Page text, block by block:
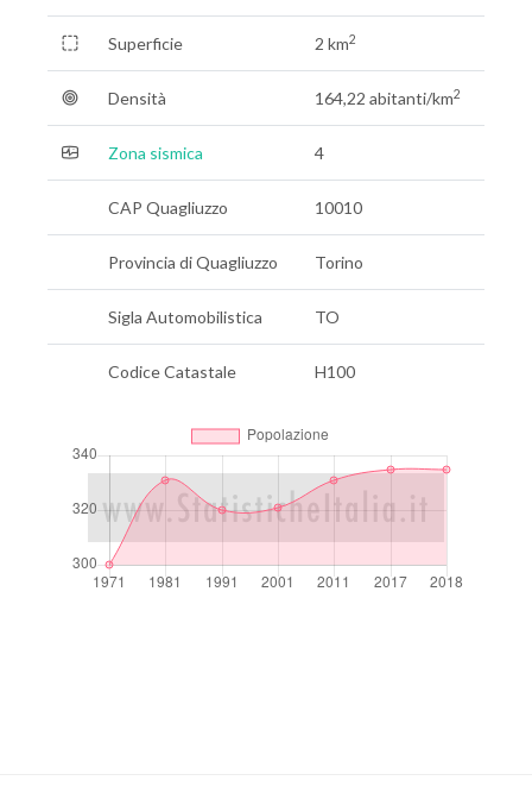
Superficie 2 km2
Densità 164,22 abitanti/km2
Zona sismica 4
CAP Quagliuzzo 10010
Provincia di Quagliuzzo Torino
Sigla Automobilistica TO
Codice Catastale H100